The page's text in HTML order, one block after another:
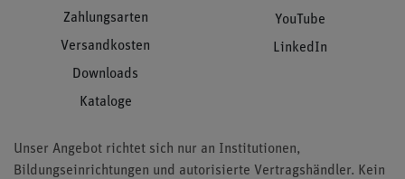
Zahlungsarten
Versandkosten
Downloads
Kataloge
YouTube
LinkedIn
Unser Angebot richtet sich nur an Institutionen,
Bildungseinrichtungen und autorisierte Vertragshändler. Kein